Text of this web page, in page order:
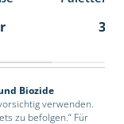
36
Biozide
verwenden.
zu befolgen.“ Für